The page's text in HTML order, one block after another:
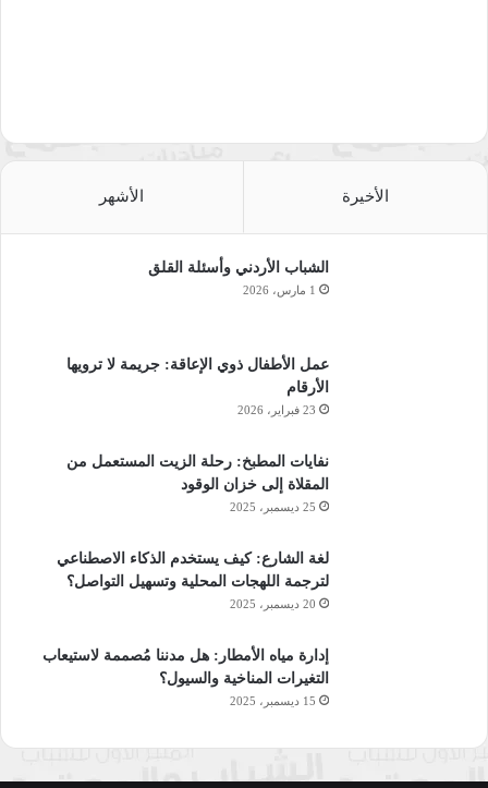
الأخيرة الأشهر
الشباب الأردني وأسئلة القلق
1 مارس، 2026
عمل الأطفال ذوي الإعاقة: جريمة لا ترويها
الأرقام
23 فبراير، 2026
نفايات المطبخ: رحلة الزيت المستعمل من
المقلاة إلى خزان الوقود
25 ديسمبر، 2025
لغة الشارع: كيف يستخدم الذكاء الاصطناعي
لترجمة اللهجات المحلية وتسهيل التواصل؟
20 ديسمبر، 2025
إدارة مياه الأمطار: هل مدننا مُصممة لاستيعاب
التغيرات المناخية والسيول؟
15 ديسمبر، 2025